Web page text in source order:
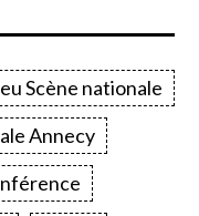
Scène nationale
Annecy